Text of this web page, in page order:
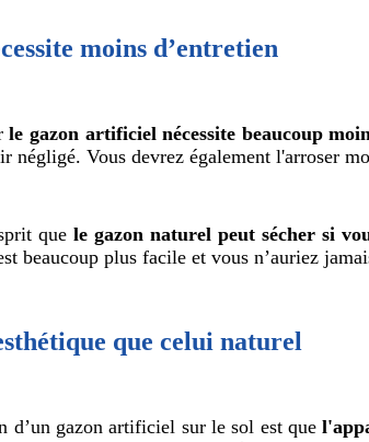
moins d’entretien
le gazon artificiel nécessite beaucoup
négligé. Vous devrez également l'arroser
que le gazon naturel peut sécher si
beaucoup plus facile et vous n’auriez
que celui naturel
d’un gazon artificiel sur le sol est que